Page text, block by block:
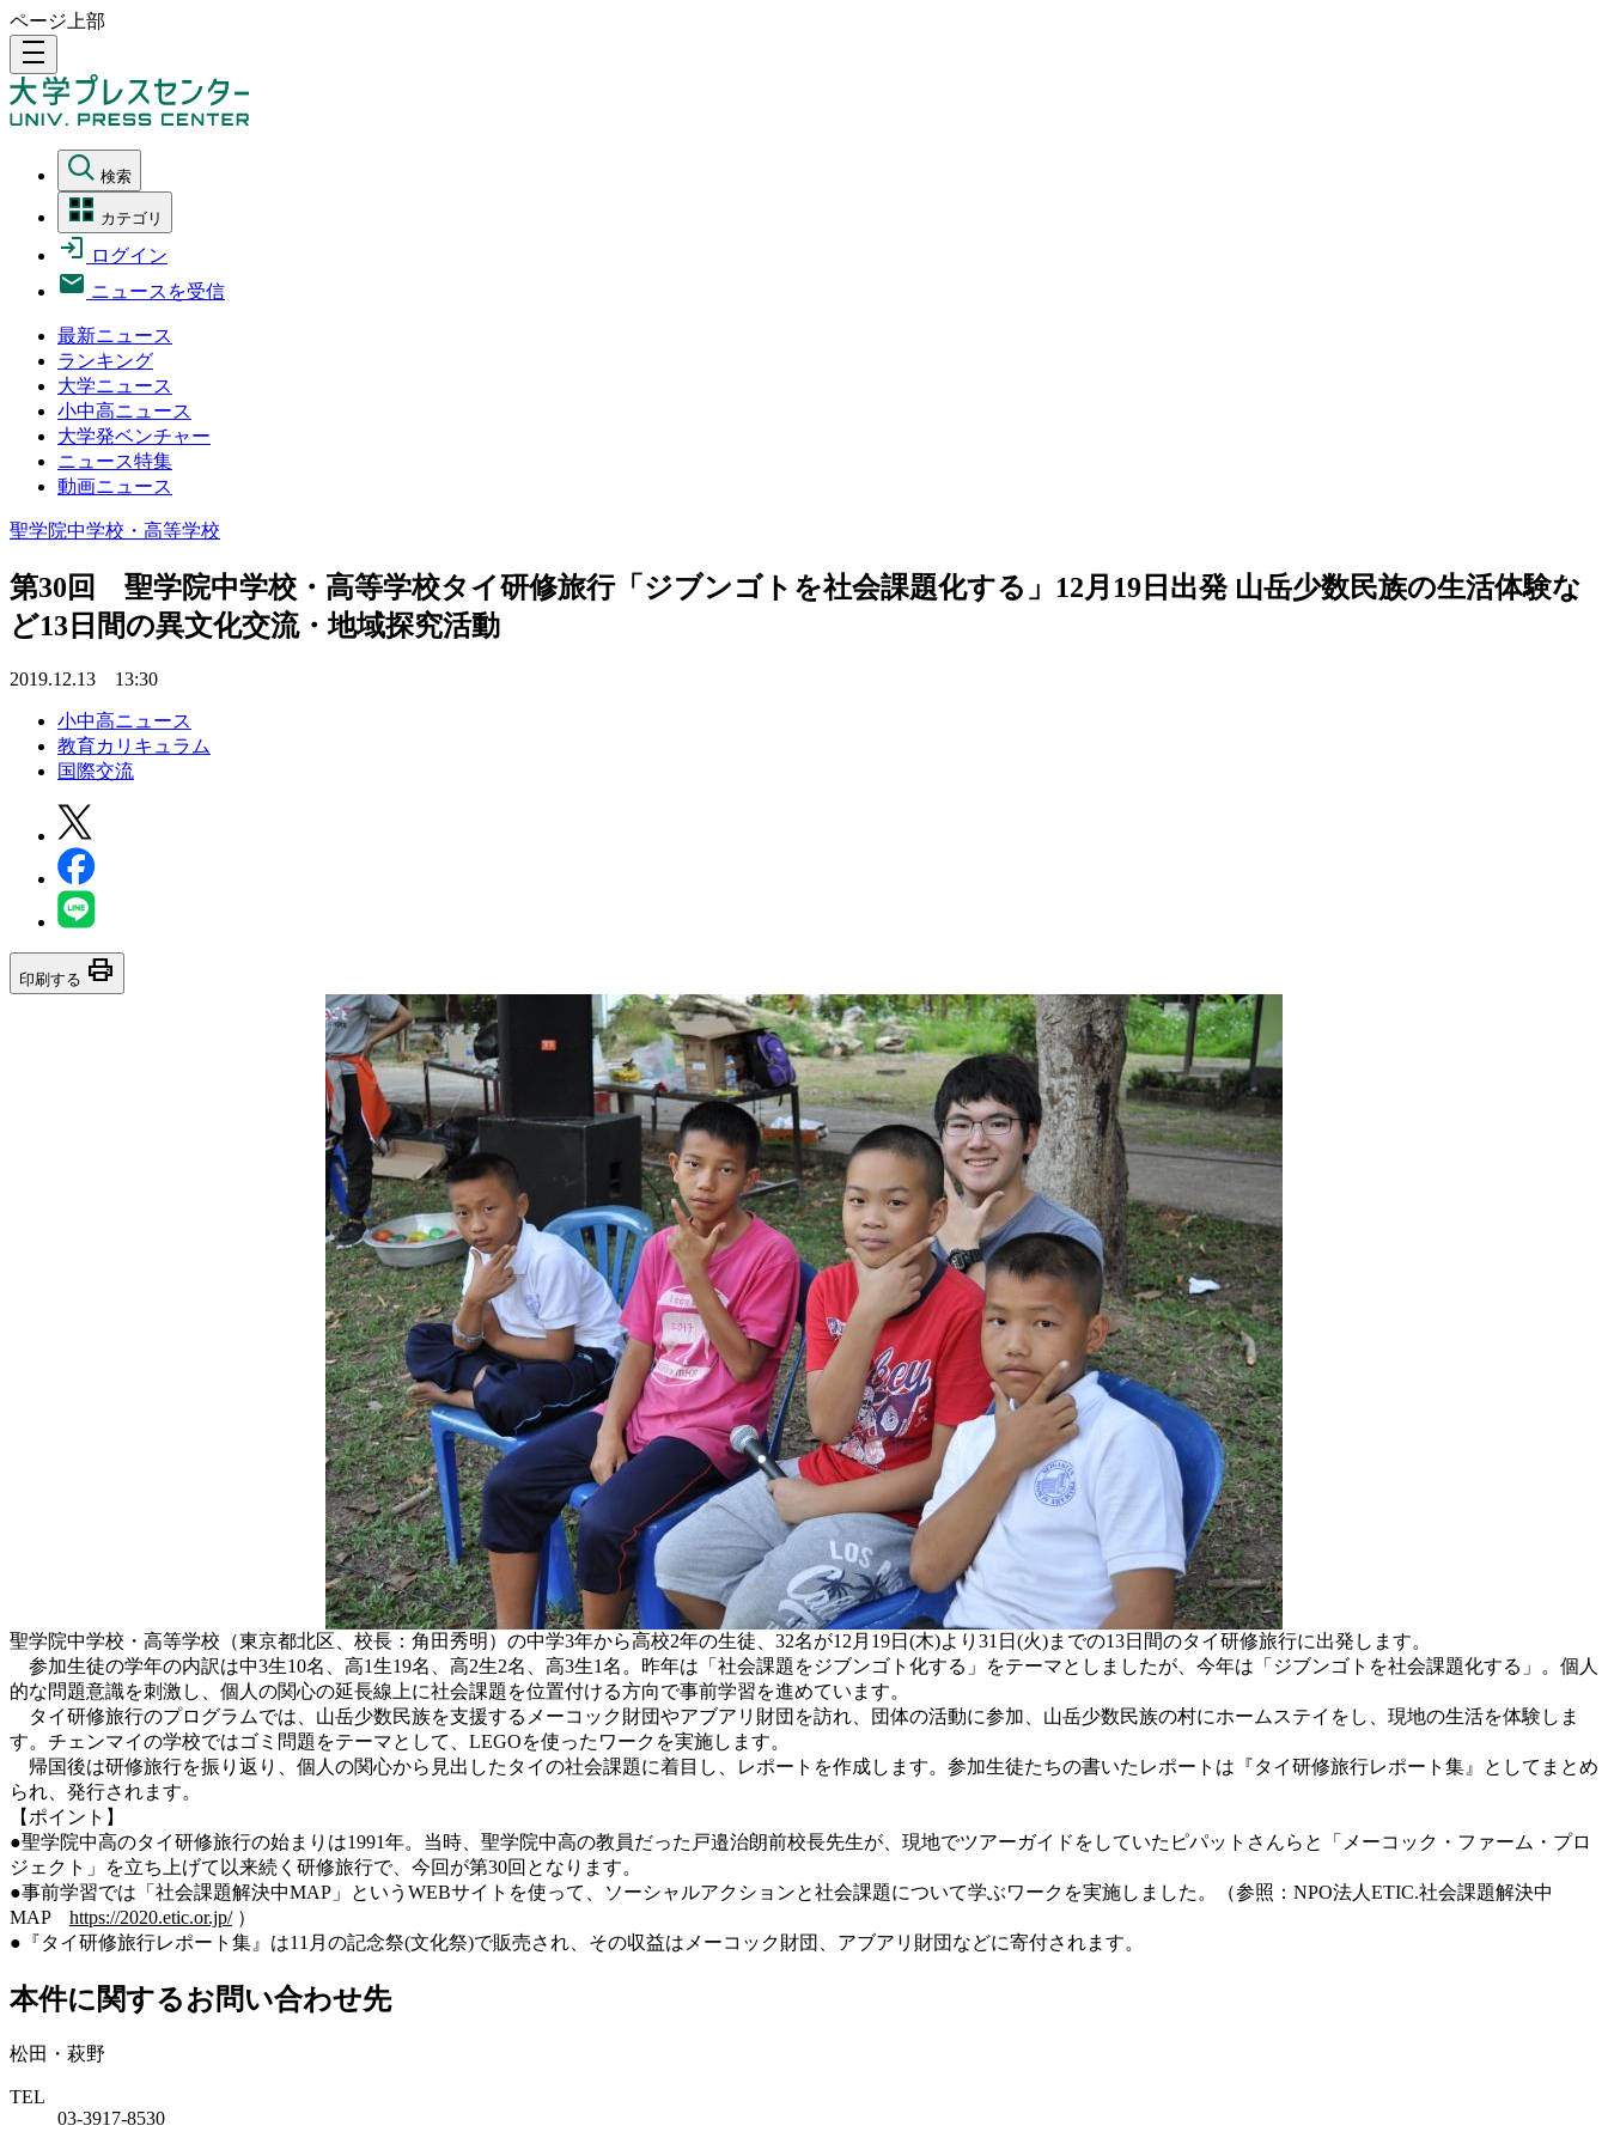
ページ上部
density_medium
検索
カテゴリ
ログイン
ニュースを受信
最新ニュース
ランキング
大学ニュース
小中高ニュース
大学発ベンチャー
ニュース特集
動画ニュース
聖学院中学校・高等学校
第30回 聖学院中学校・高等学校タイ研修旅行「ジブンゴトを社会課題化する」12月19日出発 山岳少数民族の生活体験な
ど13日間の異文化交流・地域探究活動
2019.12.13 13:30
小中高ニュース
教育カリキュラム
国際交流
印刷する print
聖学院中学校・高等学校（東京都北区、校長：角田秀明）の中学3年から高校2年の生徒、32名が12月19日(木)より31日(火)までの13日間のタイ研修旅行に出発します。
参加生徒の学年の内訳は中3生10名、高1生19名、高2生2名、高3生1名。昨年は「社会課題をジブンゴト化する」をテーマとしましたが、今年は「ジブンゴトを社会課題化する」。個人
的な問題意識を刺激し、個人の関心の延長線上に社会課題を位置付ける方向で事前学習を進めています。
タイ研修旅行のプログラムでは、山岳少数民族を支援するメーコック財団やアブアリ財団を訪れ、団体の活動に参加、山岳少数民族の村にホームステイをし、現地の生活を体験しま
す。チェンマイの学校ではゴミ問題をテーマとして、LEGOを使ったワークを実施します。
帰国後は研修旅行を振り返り、個人の関心から見出したタイの社会課題に着目し、レポートを作成します。参加生徒たちの書いたレポートは『タイ研修旅行レポート集』としてまとめ
られ、発行されます。
【ポイント】
●聖学院中高のタイ研修旅行の始まりは1991年。当時、聖学院中高の教員だった戸邉治朗前校長先生が、現地でツアーガイドをしていたピパットさんらと「メーコック・ファーム・プロ
ジェクト」を立ち上げて以来続く研修旅行で、今回が第30回となります。
●事前学習では「社会課題解決中MAP」というWEBサイトを使って、ソーシャルアクションと社会課題について学ぶワークを実施しました。（参照：NPO法人ETIC.社会課題解決中
MAP https://2020.etic.or.jp/）
●『タイ研修旅行レポート集』は11月の記念祭(文化祭)で販売され、その収益はメーコック財団、アブアリ財団などに寄付されます。
本件に関するお問い合わせ先
松田・萩野
TEL
03-3917-8530